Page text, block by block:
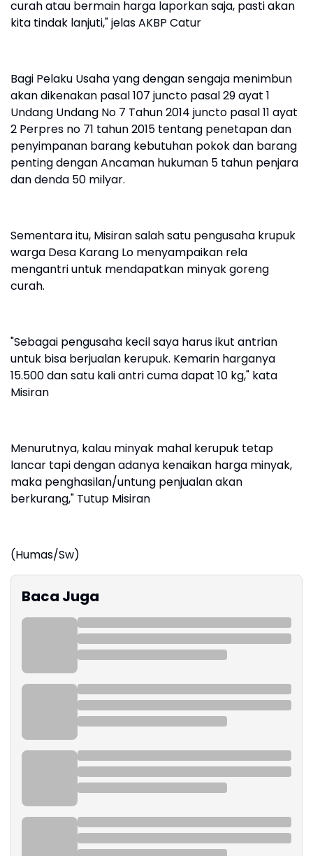
curah atau bermain harga laporkan saja, pasti akan
kita tindak lanjuti," jelas AKBP Catur
Bagi Pelaku Usaha yang dengan sengaja menimbun
akan dikenakan pasal 107 juncto pasal 29 ayat 1
Undang Undang No 7 Tahun 2014 juncto pasal 11 ayat
2 Perpres no 71 tahun 2015 tentang penetapan dan
penyimpanan barang kebutuhan pokok dan barang
penting dengan Ancaman hukuman 5 tahun penjara
dan denda 50 milyar.
Sementara itu, Misiran salah satu pengusaha krupuk
warga Desa Karang Lo menyampaikan rela
mengantri untuk mendapatkan minyak goreng
curah.
"Sebagai pengusaha kecil saya harus ikut antrian
untuk bisa berjualan kerupuk. Kemarin harganya
15.500 dan satu kali antri cuma dapat 10 kg," kata
Misiran
Menurutnya, kalau minyak mahal kerupuk tetap
lancar tapi dengan adanya kenaikan harga minyak,
maka penghasilan/untung penjualan akan
berkurang," Tutup Misiran
(Humas/Sw)
Baca Juga